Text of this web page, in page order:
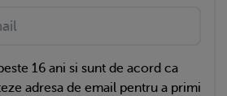
16 ani si sunt de acord ca
adresa de email pentru a primi